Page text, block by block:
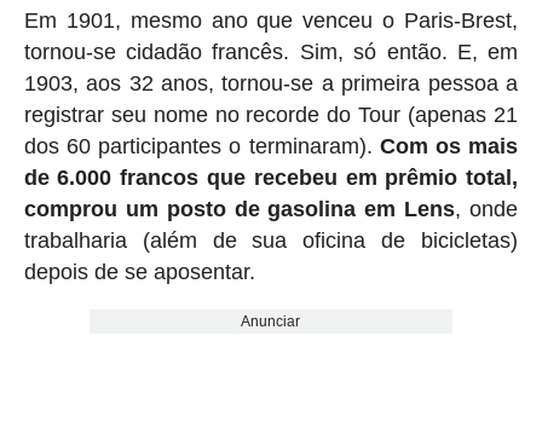
Em 1901, mesmo ano que venceu o Paris-Brest,
tornou-se cidadão francês. Sim, só então. E, em
1903, aos 32 anos, tornou-se a primeira pessoa a
registrar seu nome no recorde do Tour (apenas 21
dos 60 participantes o terminaram). Com os mais
de 6.000 francos que recebeu em prêmio total,
comprou um posto de gasolina em Lens, onde
trabalharia (além de sua oficina de bicicletas)
depois de se aposentar.
Anunciar